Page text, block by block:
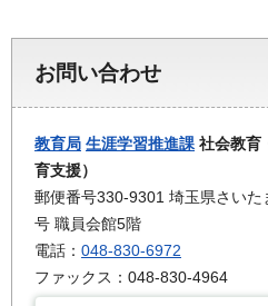
お問い合わせ
教育局 生涯学習推進課 社会教育
育支援）
郵便番号330-9301 埼玉県さい
号 職員会館5階
電話： 048-830-6972
ファックス：048-830-4964